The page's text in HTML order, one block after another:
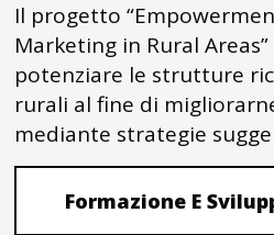
Il progetto
Marketing in Rural
potenziare le strutture
rurali al fine di
mediante strategie
Formazione E